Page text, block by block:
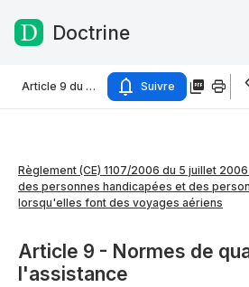
Passer au contenu
Doctrine
Article 9 du Règlement (CE) 1107/2006 du 5 juillet 2006 concernant les droits des personnes handicapées et des personnes à mobilité réduite lorsqu'elles font des voyages aériens Suivre
Règlement (CE) 1107/2006 du 5 juillet
des personnes handicapées et des
lorsqu'elles font des voyages aériens
Article 9 - Normes de
l'assistance